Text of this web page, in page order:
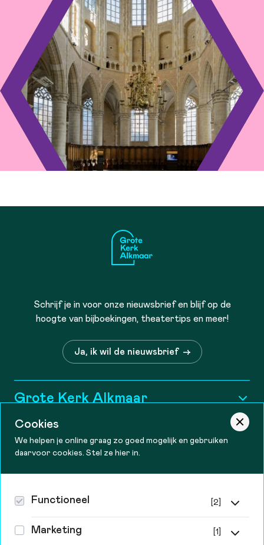
Schrijf je in voor onze nieuwsbrief en blijf op de
hoogte van bijboekingen, theatertips en meer!
Ja, ik wil de nieuwsbrief
Grote Kerk Alkmaar
Historie
Wie zijn wij?
Bereikbaarheid
Zakelijk
Informatie
Steun ons
Behoud en Vrienden
Theater De Vest
info@theaterdevest.nl
Privacy & cookies
Cookies
We helpen je online graag zo goed mogelijk en gebruiken
daarvoor cookies. Stel ze hier in.
Functioneel [2]
Zonder deze cookies kan de website niet goed werken.
Marketing [1]